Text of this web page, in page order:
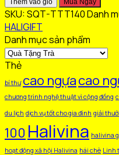
1.200.000 ₫.là:
Cao
Cấp
Trà
Vũ
Di
Thuỷ
Tiên
Hộp
Gỗ
số
lượng
Thêm vào giỏ Mua Ngay
SKU:SQT-TTT140Danh
HALIGIFT
Danh mục sản phẩm
Thẻ
bí thư cao ngựacao
chương trình nghệ thuật vì cộng đồng
du lịch dịch vụ tốt cho gia đình giải
100 Halivina halivina
hoạt động xã hội Halivina hái chè Linh